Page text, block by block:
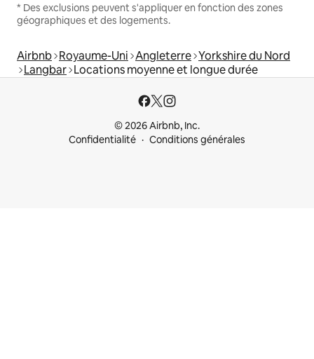
* Des exclusions peuvent s'appliquer en fonction des zones
géographiques et des logements.
Airbnb Royaume-Uni Angleterre Yorkshire du Nord
Langbar Locations moyenne et longue durée
© 2026 Airbnb, Inc.
Confidentialité
Conditions générales